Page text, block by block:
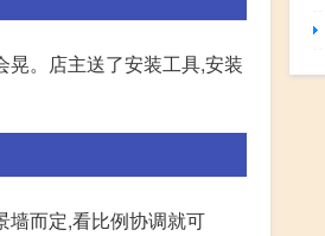
晃。店主送了安装工具,安装
墙而定,看比例协调就可